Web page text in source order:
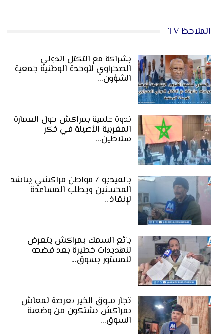
الملاحظ TV
بشراكة مع التكتل الدولي
الصحراوي للوحدة الوطنية جمعية
الشؤون…
ندوة علمية بمراكش حول العمارة
المغربية الأصيلة في فكر
سلاطين…
بالفيديو / مواطن مراكشي يناشد
المحسنين ويطلب المساعدة
لإنقاذ…
بائع السمك بمراكش يتعرض
لتهديدات خطيرة بعد فضحه
للمستور بسوق…
تجار سوق الخير بعرصة لمعاش
بمراكش يشتكون من وضعية
السوق…